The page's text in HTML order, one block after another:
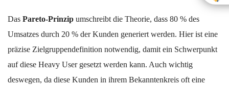
Das Pareto-Prinzip umschreibt die Theorie, dass 80 % des
Umsatzes durch 20 % der Kunden generiert werden. Hier ist eine
präzise Zielgruppendefinition notwendig, damit ein Schwerpunkt
auf diese Heavy User gesetzt werden kann. Auch wichtig
deswegen, da diese Kunden in ihrem Bekanntenkreis oft eine